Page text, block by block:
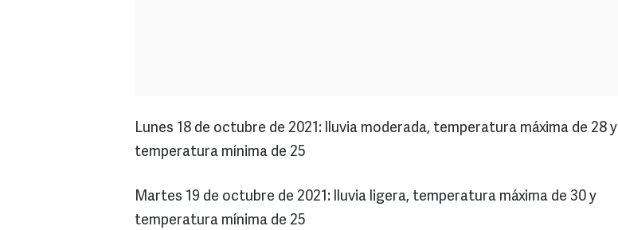
Lunes 18 de octubre de 2021: lluvia moderada, temperatura máxima de 28 y
temperatura mínima de 25
Martes 19 de octubre de 2021: lluvia ligera, temperatura máxima de 30 y
temperatura mínima de 25